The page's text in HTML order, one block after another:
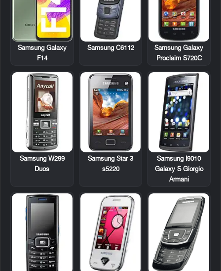
Samsung Galaxy
Proclaim S720C
Samsung C6112
Samsung Galaxy
F14
Samsung I9010
Galaxy S Giorgio
Armani
Samsung Star 3
s5220
Samsung W299
Duos